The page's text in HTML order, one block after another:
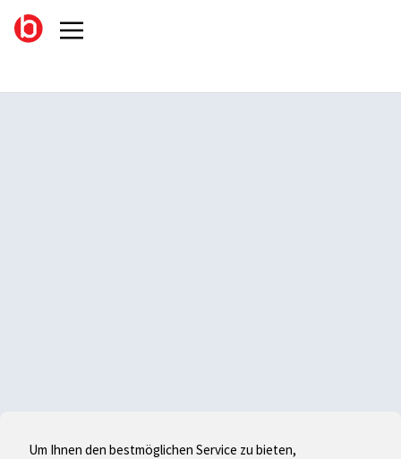
Um Ihnen den bestmöglichen Service zu bieten,